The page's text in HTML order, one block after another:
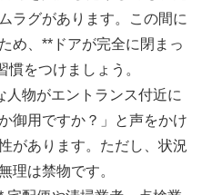
ラグがあります。この間に
め、**ドアが完全に閉まっ
をつけましょう。
人物がエントランス付近に
御用ですか？」と声をかけ
があります。ただし、状況
理は禁物です。